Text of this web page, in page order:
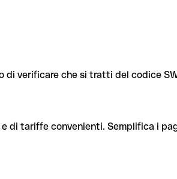
verificare che si tratti del codice
di tariffe convenienti. Semplifica i